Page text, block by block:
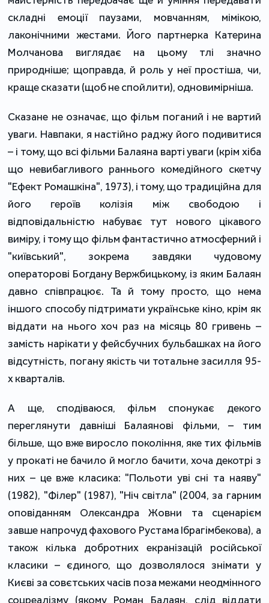
складні емоції паузами, мовчанням, мімікою,
лаконічними жестами. Його партнерка Катерина
Молчанова виглядає на цьому тлі значно
природніше; щоправда, й роль у неї простіша, чи,
краще сказати (щоб не спойлити), одновимірніша.
Сказане не означає, що фільм поганий і не вартий
уваги. Навпаки, я настійно раджу його подивитися
– і тому, що всі фільми Балаяна варті уваги (крім хіба
що невибагливого раннього комедійного скетчу
"Ефект Ромашкіна", 1973), і тому, що традиційна для
його героїв колізія між свободою і
відповідальністю набуває тут нового цікавого
виміру, і тому що фільм фантастично атмосферний і
"київський", зокрема завдяки чудовому
операторові Богдану Вержбицькому, із яким Балаян
давно співпрацює. Та й тому просто, що нема
іншого способу підтримати українське кіно, крім як
віддати на нього хоч раз на місяць 80 гривень –
замість нарікати у фейсбучних бульбашках на його
відсутність, погану якість чи тотальне засилля 95-
х кварталів.
А ще, сподіваюся, фільм спонукає декого
переглянути давніші Балаянові фільми, – тим
більше, що вже виросло покоління, яке тих фільмів
у прокаті не бачило й могло бачити, хоча декотрі з
них – це вже класика: "Польоти уві сні та наяву"
(1982), "Філер" (1987), "Ніч світла" (2004, за гарним
оповіданням Олександра Жовни та сценарієм
завше напрочуд фахового Рустама Ібрагімбекова), а
також кілька добротних екранізацій російської
класики – єдиного, що дозволялося знімати у
Києві за совєтських часів поза межами неодмінного
соцреалізму (якому Роман Балаян, слід віддати